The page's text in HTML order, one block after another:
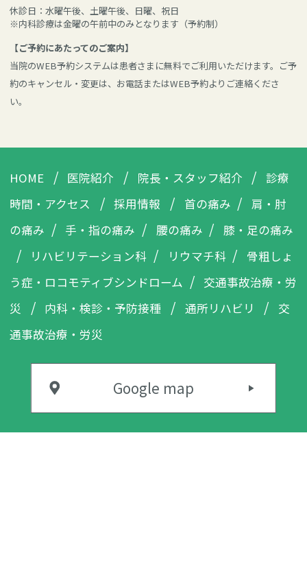
休診日：水曜午後、土曜午後、日曜、祝日
※内科診療は金曜の午前中のみとなります（予約制）
【ご予約にあたってのご案内】
当院のWEB予約システムは患者さまに無料でご利用いただけます。ご予
約のキャンセル・変更は、お電話またはWEB予約よりご連絡くださ
い。
HOME 医院紹介 院長・ スタッフ紹介
診療
時間・ アクセス 採用情報 首の痛み
肩・肘
の痛み
手・指の痛み 腰の痛み
膝・足の痛み
リハビリテーション科
リウマチ科
骨粗しょ
う症・ ロコモティブシンドローム
交通事故治療・労
災
内科・検診・ 予防接種 通所リハビリ
交
通事故治療・ 労災
Google map